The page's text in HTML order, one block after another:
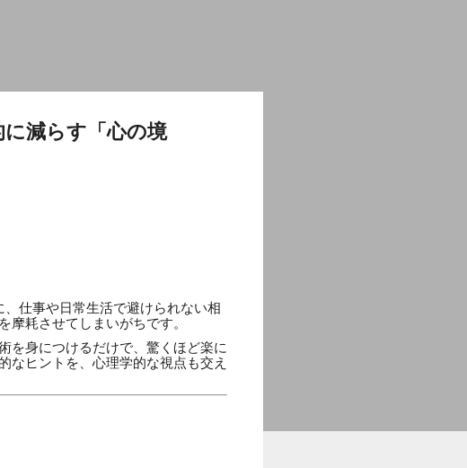
減らす「心の境
仕事や日常生活で避けられない相
耗させてしまいがちです。
を身につけるだけで、驚くほど楽に
なヒントを、心理学的な視点も交え